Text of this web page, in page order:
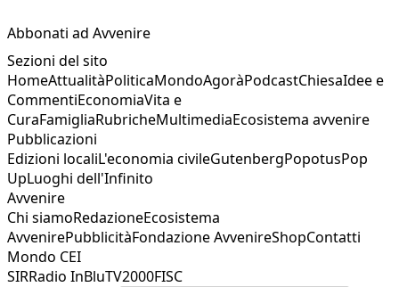
Abbonati ad Avvenire
Sezioni del sito
HomeAttualitàPoliticaMondoAgoràPodcastChiesaIdee e
CommentiEconomiaVita e
CuraFamigliaRubricheMultimediaEcosistema avvenire
Pubblicazioni
Edizioni localiL'economia civileGutenbergPopotusPop
UpLuoghi dell'Infinito
Avvenire
Chi siamoRedazioneEcosistema
AvvenirePubblicitàFondazione AvvenireShopContatti
Mondo CEI
SIRRadio InBluTV2000FISC